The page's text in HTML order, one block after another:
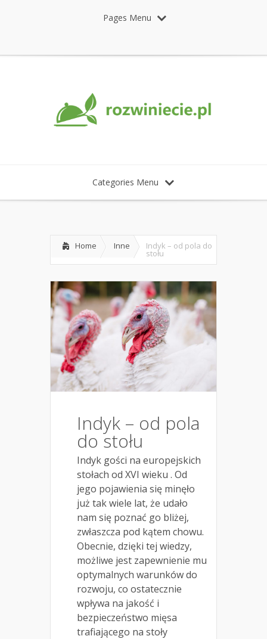
Pages Menu
Categories Menu
Home Inne Indyk – od pola do
stołu
Indyk – od pola
do stołu
Indyk gości na europejskich
stołach od XVI wieku . Od
jego pojawienia się minęło
już tak wiele lat, że udało
nam się poznać go bliżej,
zwłaszcza pod kątem chowu.
Obecnie, dzięki tej wiedzy,
możliwe jest zapewnienie mu
optymalnych warunków do
rozwoju, co ostatecznie
wpływa na jakość i
bezpieczeństwo mięsa
trafiającego na stoły